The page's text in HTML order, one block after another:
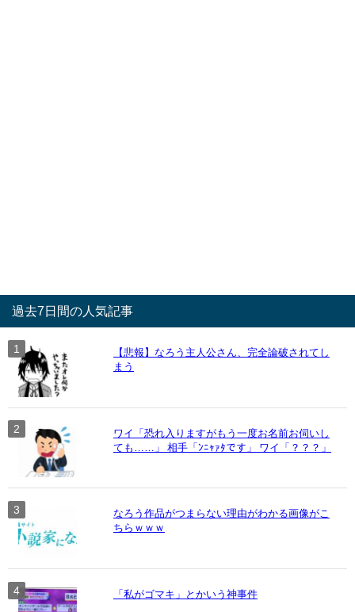
過去7日間の人気記事
【悲報】なろう主人公さん、完全論破されてし
まう
ワイ「恐れ入りますがもう一度お名前お伺いし
ても……」 相手「ﾝﾆｬｧﾀです」 ワイ「？？？」
なろう作品がつまらない理由がわかる画像がこ
ちらｗｗｗ
「私がゴマキ」とかいう神事件